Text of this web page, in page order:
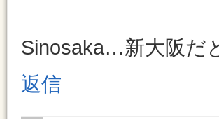
Sinosaka…新大阪だ
返信